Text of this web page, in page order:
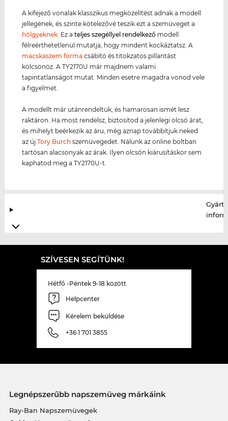
A kifejező vonalak klasszikus megközelítést adnak a modell
jellegének, és szinte kötelezővé teszik ezt a szemüveget a
hölgyeknek. Ez ateljes szegéllyel rendelkező modell
félreérthetetlenül mutatja, hogy mindent kockáztatsz. A
macskaszem forma csábító és titokzatos pillantást
kölcsönöz. A TY2170U már majdnem valami
tapintatlanságot mutat. Minden esetre magadra vonod vele
a figyelmet.
A modellt már utánrendeltük, és hamarosan ismét lesz
raktáron. Ha most rendelsz, biztosítod a jelenlegi olcsó árat,
és mihelyt beérkezik az áru, még aznap továbbítjuk neked
az újTory Burch szemüvegedet. Nálunk az online boltban
tartósan alacsonyak az árak. Ilyen olcsón kiárusításkor sem
kaphatod meg a TY2170U-t.
SZÍVESEN SEGÍTÜNK!
Hétfő -Péntek 9-18 között
Helpcenter
Kérelem beküldése
+36 1 701 3855
Legnépszerűbb napszemüveg márkáink
Ray-Ban Napszemüvegek